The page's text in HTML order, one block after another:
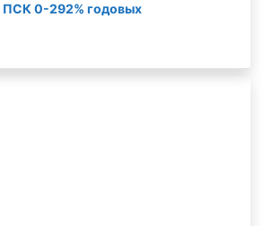
ПСК 0-292% годовых